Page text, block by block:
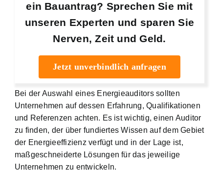
ein Bauantrag? Sprechen Sie mit
unseren Experten und sparen Sie
Nerven, Zeit und Geld.
Jetzt unverbindlich anfragen
Bei der Auswahl eines Energieauditors sollten
Unternehmen auf dessen Erfahrung, Qualifikationen
und Referenzen achten. Es ist wichtig, einen Auditor
zu finden, der über fundiertes Wissen auf dem Gebiet
der Energieeffizienz verfügt und in der Lage ist,
maßgeschneiderte Lösungen für das jeweilige
Unternehmen zu entwickeln.